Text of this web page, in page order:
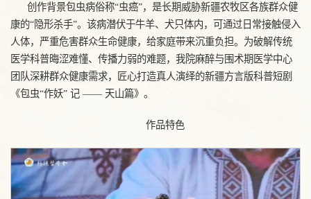
创作背景包虫病俗称“虫癌”，是长期威胁新疆农牧区各族群众健
康的“隐形杀手”。该病潜伏于牛羊、犬只体内，可通过日常接触侵入
人体，严重危害群众生命健康，给家庭带来沉重负担。为破解传统
医学科普晦涩难懂、传播力弱的难题，我院麻醉与围术期医学中心
团队深耕群众健康需求，匠心打造真人演绎的新疆方言版科普短剧
《包虫“作妖” 记 —— 天山篇》。
作品特色